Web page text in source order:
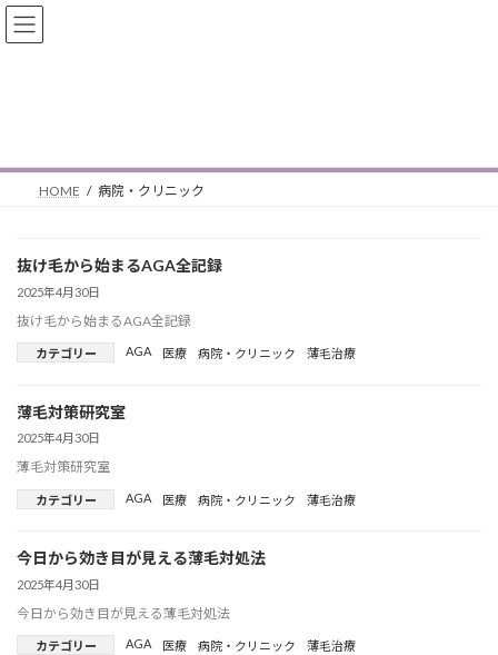
コ
ン
キ
ナ
ビ
に
HOME 病院・クリニック
抜け毛から始まるAGA全記録
2025年4月30日
抜け毛から始まるAGA全記録
カテゴリー AGA 医療 病院・クリニック 薄毛治療
薄毛対策研究室
2025年4月30日
薄毛対策研究室
カテゴリー AGA 医療 病院・クリニック 薄毛治療
今日から効き目が見える薄毛対処法
2025年4月30日
今日から効き目が見える薄毛対処法
カテゴリー AGA 医療 病院・クリニック 薄毛治療